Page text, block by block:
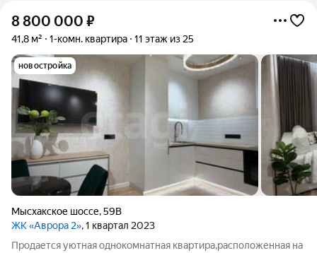
8 800 000 ₽
41,8 м² 1-комн. квартира 11 этаж из 25
новостройка
Мысхакское шоссе,59В
ЖК «Аврора 2», 1 квартал 2023
Продается уютная однокомнатная квартира,расположенная на